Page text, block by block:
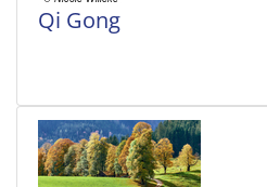
Qi Gong